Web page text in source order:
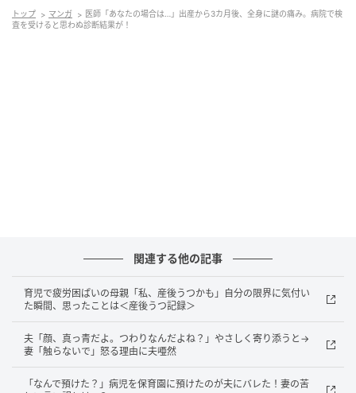
骨や神経に悪いところは見られないので、病院へ通っ
て筋力をつけるようなリハビリをしていくか、もしく
ではなかったので、私は家で何かできないかと考えま
した。
育児には筋肉をたくさん使う動きが多いのでは？ と思
った私。それならと、私は息子を抱っこしながらスク
ワットしたり、ストレッチしたりと家の中で育児しな
がら、軽く運動するようになりました。
トップ マンガ
医師「あなたの場合は…」出産から3カ月後、全身に謎の痛み。病院で検
査を受けると思わぬ診断結果が！
関連する他の記事
育児で疲労困ぱいの母親「私、産後うつかも」自分の限界に気付い
た瞬間、思ったことは＜産後うつ記録＞
夫「顔、真っ青だよ。つわりなんだよね？」やさしく寄り添うと→
妻「触らないで」怒る理由に夫唖然
「なんで預けた？」病児を保育園に預けたのが夫にバレた！妻の苦